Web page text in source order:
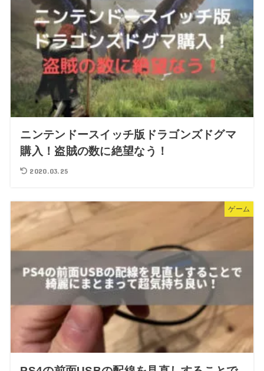
ニンテンドースイッチ版ドラゴンズドグマ
購入！盗賊の数に絶望なう！
2020.03.25
ゲーム